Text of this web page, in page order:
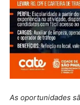
As oportunidades